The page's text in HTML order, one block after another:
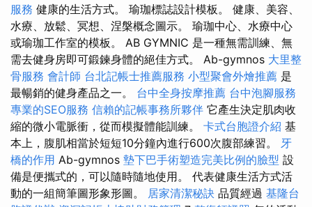
服務 健康的生活方式。 瑜珈標誌設計模板。 健康、美容、
水療、放鬆、冥想、涅槃概念圖示。 瑜珈中心、水療中心
或瑜珈工作室的模板。 AB GYMNIC 是一種無需訓練、無
需去健身房即可鍛鍊身體的絕佳方式。 Ab-gymnos 大里整
骨服務 會計師 台北記帳士推薦服務 小型聚會外燴推薦 是
最暢銷的健身產品之一。 台中全身按摩推薦 台中泡腳服務
專業的SEO服務 信賴的記帳事務所夥伴 它產生決定肌肉收
縮的微小電脈衝，從而模擬體能訓練。 卡式台胞證介紹 基
本上，腹肌相當於短短10分鐘內進行600次腹部練習。 牙
橋的作用 Ab-gymnos 墊下巴手術塑造完美比例的臉型 設
備是便攜式的，可以隨時隨地使用。 代表健康生活方式活
動的一組簡筆圖形象形圖。 居家清潔秘訣 品質經過 基隆台